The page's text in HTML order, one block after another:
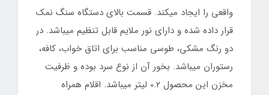
واقعی را ایجاد میکند. قسمت بالای دستگاه سنگ نمک
قرار داده شده و دارای نور ملایم قابل تنظیم میباشد. در
دو رنگ مشکی، طوسی مناسب برای اتاق خواب، کافه،
رستوران میباشد. بخور آن از نوع سرد بوده و ظرفیت
مخزن این محصول 0.2 لیتر میباشد. اقلام همراه